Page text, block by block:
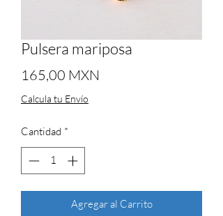
Pulsera mariposa
165,00 MXN
Calcula tu Envío
Cantidad *
Agregar al Carrito